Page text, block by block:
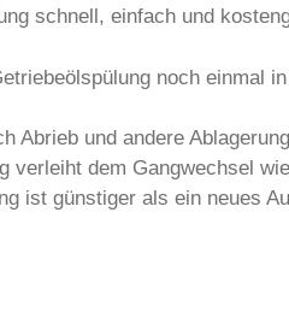
schnell, einfach und
noch einmal
Abrieb und andere
verleiht dem Gangwechsel
ist günstiger als ein neues